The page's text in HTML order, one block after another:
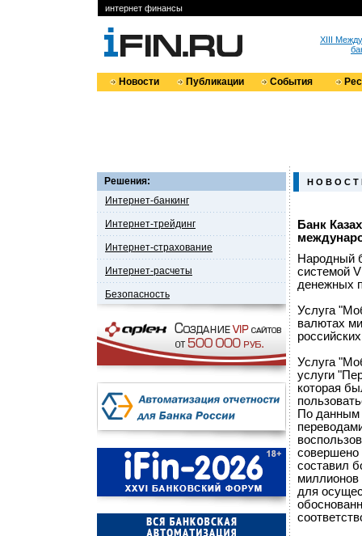
интернет финансы
XIII
Новости Публикации События
Решения:
Интернет-банкинг
Интернет-трейдинг
Интернет-страхование
Интернет-расчеты
Безопасность
Н О В О С Т
Банк
Народный
системой
денежных
Услуга
валютах
Услуга
услуги
которая
По данным
совершено
составил
для